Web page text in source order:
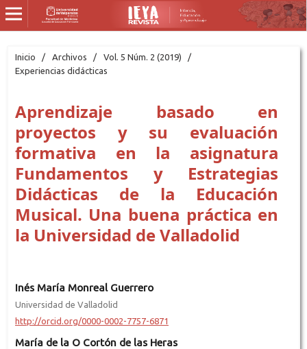
Inicio / Archivos / Vol. 5 Núm. 2 (2019)
/
Experiencias didácticas
Aprendizaje basado en
proyectos y su evaluación
formativa en la asignatura
Fundamentos y Estrategias
Didácticas de la Educación
Musical. Una buena práctica en
la Universidad de Valladolid
Inés María Monreal Guerrero
Universidad de Valladolid
http://orcid.org/0000-0002-7757-6871
María de la O Cortón de las Heras